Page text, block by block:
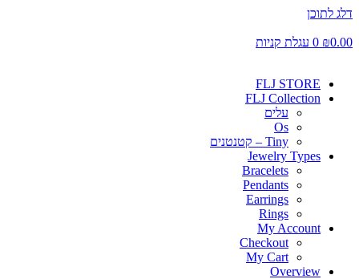
דלג לתוכן
₪0.00
0 עגלת קניות
FLJ STORE
FLJ Collection
עלים
Os
Tiny – קטנטנים
Jewelry Types
Bracelets
Pendants
Earrings
Rings
My Account
Checkout
My Cart
Overview